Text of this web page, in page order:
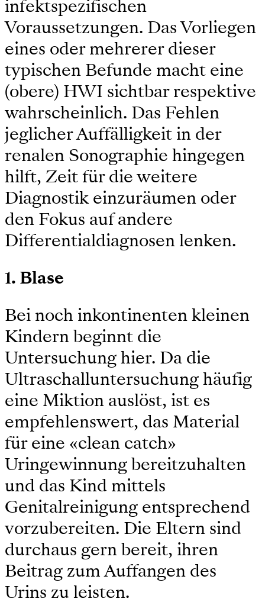
infektspezifischen
Voraussetzungen. Das Vorliegen
eines oder mehrerer dieser
typischen Befunde macht eine
(obere) HWI sichtbar respektive
wahrscheinlich. Das Fehlen
jeglicher Auffälligkeit in der
renalen Sonographie hingegen
hilft, Zeit für die weitere
Diagnostik einzuräumen oder
den Fokus auf andere
Differentialdiagnosen lenken.
1. Blase
Bei noch inkontinenten kleinen
Kindern beginnt die
Untersuchung hier. Da die
Ultraschalluntersuchung häufig
eine Miktion auslöst, ist es
empfehlenswert, das Material
für eine «clean catch»
Uringewinnung bereitzuhalten
und das Kind mittels
Genitalreinigung entsprechend
vorzubereiten. Die Eltern sind
durchaus gern bereit, ihren
Beitrag zum Auffangen des
Urins zu leisten.